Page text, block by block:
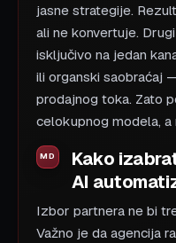
jasne strategije.
ali ne konvertuje.
isključivo na jedan
ili organski saobraćaj
prodajnog toka. Zato
celokupnog modela, a
Kako
AI
Izbor partnera ne bi
Važno je da agencija